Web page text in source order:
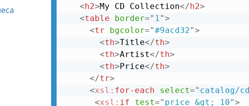
< h2>My CD Collection</ h2>
<table border=" 1">
<tr bgcolor="#9acd32">
<th>Title</th>
<th>Artist</th>
<th> Price</th>
</tr>
<xsl: for-each select=" catalog/cd
<xsl: if test=" price &gt; 10">